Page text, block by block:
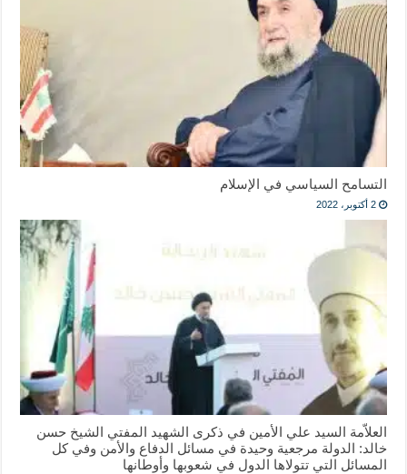
التسامح السياسي في الإسلام
2 أكتوبر، 2022
العلاّمة السيد علي الأمين في ذكرى الشهيد المفتي الشيخ حسن
خالد: الدولة مرجعية وحيدة في مسائل الدفاع والأمن وفي كل
المسائل التي تتولاها الدول في شعوبها وأوطانها